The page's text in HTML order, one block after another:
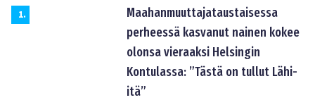
1.
Maahanmuuttajataustaisessa
perheessä kasvanut nainen kokee
olonsa vieraaksi Helsingin
Kontulassa: ”Tästä on tullut Lähi-
itä”